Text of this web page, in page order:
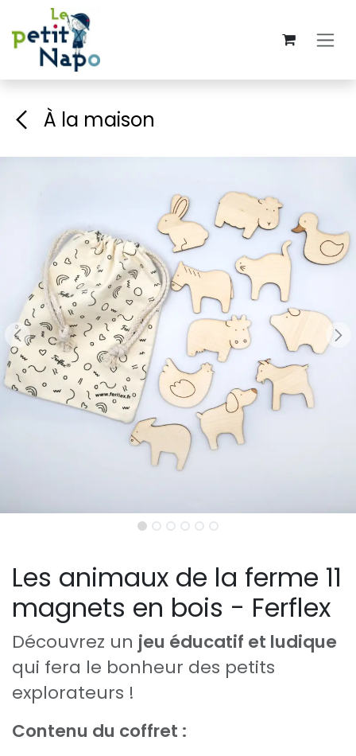
Overslaan naar inhoud
À la maison
Les animaux de la ferme 11
magnets en bois - Ferflex
Découvrez un jeu éducatif et ludique
qui fera le bonheur des petits
explorateurs !
Contenu du coffret :